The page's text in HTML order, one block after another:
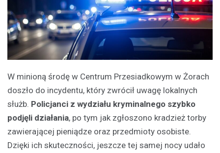
W minioną środę w Centrum Przesiadkowym w Żorach
doszło do incydentu, który zwrócił uwagę lokalnych
służb. Policjanci z wydziału kryminalnego szybko
podjęli działania, po tym jak zgłoszono kradzież torby
zawierającej pieniądze oraz przedmioty osobiste.
Dzięki ich skuteczności, jeszcze tej samej nocy udało